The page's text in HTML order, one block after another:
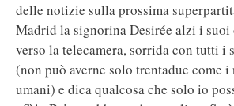
delle notizie sulla prossima
Madrid la signorina Desirée alzi i
verso la telecamera, sorrida con tutti i
(non può averne solo trentadue come
umani) e dica qualcosa che solo io